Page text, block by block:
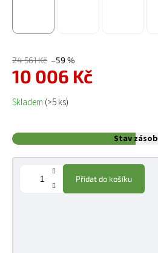
24 561 Kč –59 %
10 006 Kč
Měrná cena:
Skladem (>5 ks)
Stav zásob
Přidat do košíku